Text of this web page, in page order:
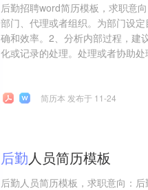
后勤招聘word简历模板，求职意
部门、代理或者组织。为部门设
确和效率。2、分析内部过程，建
化或记录的处理。处理或者协助
简历本 发布于 11-24
后勤人员简历模板
后勤人员简历模板，求职意向：